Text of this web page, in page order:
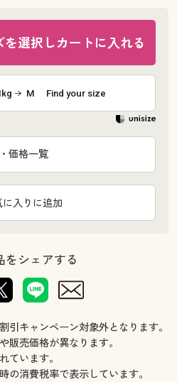
選択しカートに入れる
M Find your size
に入りに追加
価格一覧
をシェアする
キャンペーン対象外となります。
売価格が異なります。
ています。
消費税率で表示しています。